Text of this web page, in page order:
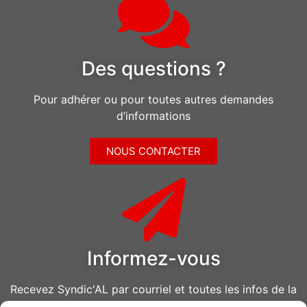
Des questions ?
Pour adhérer ou pour toutes autres demandes
d’informations
NOUS CONTACTER
Informez-vous
Recevez Syndic'AL par courriel et toutes les infos de la